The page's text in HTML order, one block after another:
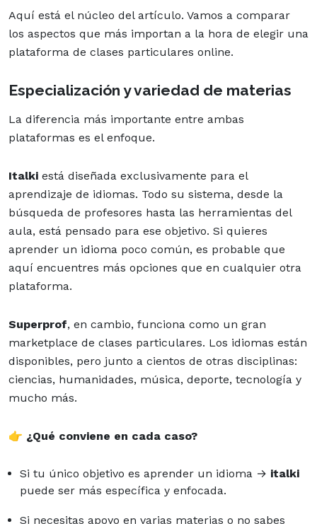
Aquí está el núcleo del artículo. Vamos a comparar
los aspectos que más importan a la hora de elegir una
plataforma de clases particulares online.
Especialización y variedad de materias
La diferencia más importante entre ambas
plataformas es el enfoque.
Italki está diseñada exclusivamente para el
aprendizaje de idiomas. Todo su sistema, desde la
búsqueda de profesores hasta las herramientas del
aula, está pensado para ese objetivo. Si quieres
aprender un idioma poco común, es probable que
aquí encuentres más opciones que en cualquier otra
plataforma.
Superprof, en cambio, funciona como un gran
marketplace de clases particulares. Los idiomas están
disponibles, pero junto a cientos de otras disciplinas:
ciencias, humanidades, música, deporte, tecnología y
mucho más.
👉 ¿Qué conviene en cada caso?
Si tu único objetivo es aprender un idioma → italki
puede ser más específica y enfocada.
Si necesitas apoyo en varias materias o no sabes